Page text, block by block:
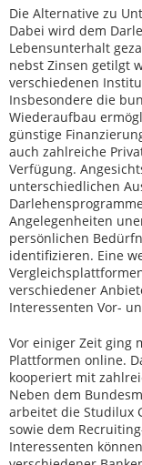
Die Alternative zu
Dabei wird dem
Lebensunterhalt
nebst Zinsen getilgt
verschiedenen
Insbesondere die
Wiederaufbau
günstige
auch zahlreiche
Verfügung.
unterschiedlichen
Angelegenheiten
persönlichen
identifizieren. Eine
verschiedener
Interessenten Vor-
Vor einiger Zeit ging
Plattformen online.
kooperiert mit
Neben dem
arbeitet die Studilux
sowie dem
Interessenten